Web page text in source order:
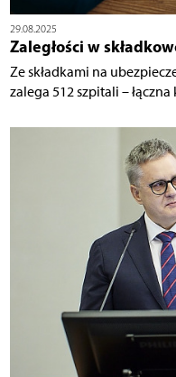
29.08.2025
Zaległości w
Ze składkami na
zalega 512 szpitali – łączna